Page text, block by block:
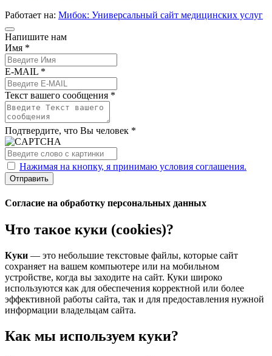
Работает на: Мибок: Универсальный сайт медицинских услуг
Напишите нам
Имя *
E-MAIL *
Текст вашего сообщения *
Подтвердите, что Вы человек *
Нажимая на кнопку, я принимаю условия соглашения.
Отправить
Согласие на обработку персональных данных
Что такое куки (cookies)?
Куки — это небольшие текстовые файлы, которые сайт
сохраняет на вашем компьютере или на мобильном
устройстве, когда вы заходите на сайт. Куки широко
используются как для обеспечения корректной или более
эффективной работы сайта, так и для предоставления нужной
информации владельцам сайта.
Как мы используем куки?